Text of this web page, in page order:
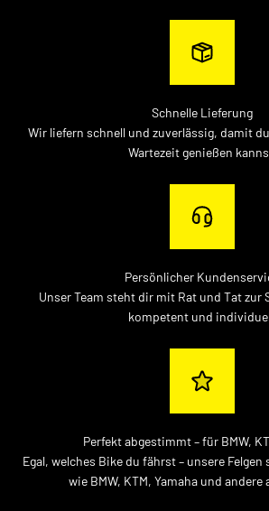
Schnelle Lieferung
Wir liefern schnell und zuverlässig, damit
Wartezeit genießen
Persönlicher
Unser Team steht dir mit Rat und Tat zur
kompetent und
Perfekt abgestimmt – für BMW,
Egal, welches Bike du fährst – unsere Felgen
wie BMW, KTM, Yamaha und